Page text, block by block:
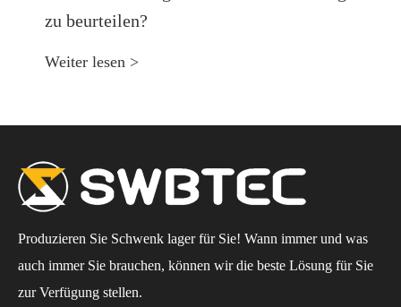
zu beurteilen?
Weiter lesen >
Produzieren Sie Schwenk lager für Sie! Wann immer und was
auch immer Sie brauchen, können wir die beste Lösung für Sie
zur Verfügung stellen.